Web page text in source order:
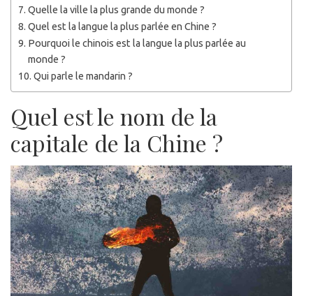
Quelle la ville la plus grande du monde ?
Quel est la langue la plus parlée en Chine ?
Pourquoi le chinois est la langue la plus parlée au
monde ?
Qui parle le mandarin ?
Quel est le nom de la
capitale de la Chine ?